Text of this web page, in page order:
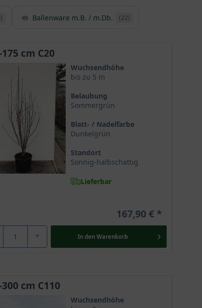
echten Blütentraum.
gebracht. Sie ist eine Hybride, die
Blütenbildung. Magnolia ’Galaxy‘ wird
unseren europäischen Gärten verbreitet und
und hat eine Entwicklungsgeschichte,
Blüten, denn sie ist von einfacher Struktur
mehrstämmigen Wuchs besonders
Ballenware m.B. / m.Db. (22)
cm C20
Wuchsendhöhe
bis zu 5 m
Belaubung
Sommergrün
Blatt- / Nadelfarbe
Dunkelgrün
Standort
Sonnig-halbschattig
Lieferbar
167,90 €
+ In den Warenkorb
cm C110
Wuchsendhöhe